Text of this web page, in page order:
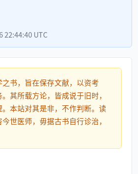
22:44:40 UTC
书，旨在保存文献，以资考
其所载方论，皆成说于旧时，
本站对其是非，不作判断。读
世医师，毋据古书自行诊治，